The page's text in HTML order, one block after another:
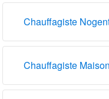
Chauffagiste
Chauffagiste